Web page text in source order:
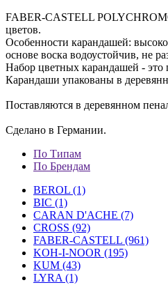
FABER-CASTELL
цветов.
Особенности карандашей:
основе воска водоустойчив, не
Набор цветных карандашей -
Карандаши упакованы в
Поставляются в деревянном
Сделано в Германии.
По Типам
По Брендам
BEROL (1)
BIC (1)
CARAN D'ACHE (7)
CROSS (92)
FABER-CASTELL (961)
KOH-I-NOOR (195)
KUM (43)
LYRA (1)